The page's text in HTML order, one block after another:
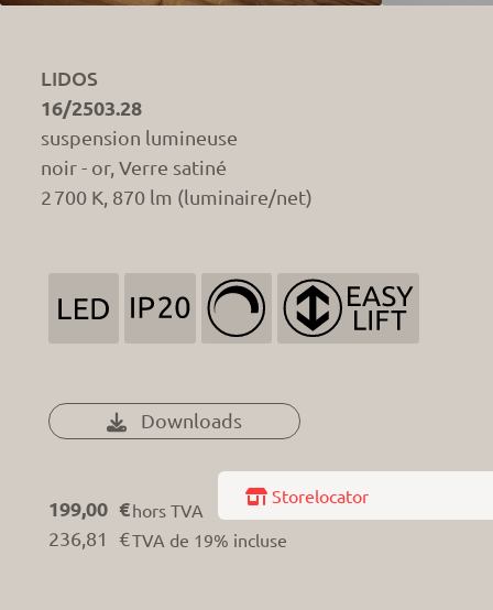
LIDOS
16/2503.28
suspension lumineuse
noir - or, Verre satiné
2 700 K, 870 lm (luminaire/net)
 Downloads
199,00 €hors TVA
236,81 €TVA de 19% incluse
 Storelocator